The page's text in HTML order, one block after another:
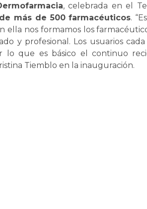
, celebrada en el
más de 500 farmacéuticos.
ella nos formamos los
y profesional. Los usuarios
lo que es básico el continuo
Tiemblo en la inauguración.